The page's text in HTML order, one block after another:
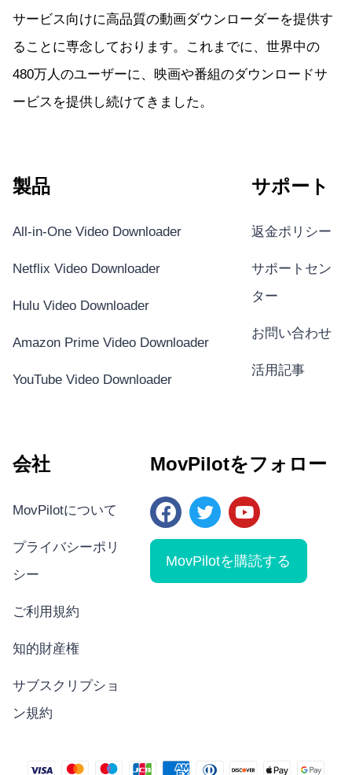
サービス向けに高品質の動画ダウンローダーを提供す
ることに専念しております。これまでに、世界中の
480万人のユーザーに、映画や番組のダウンロードサ
ービスを提供し続けてきました。
製品
All-in-One Video Downloader
Netflix Video Downloader
Hulu Video Downloader
Amazon Prime Video Downloader
YouTube Video Downloader
サポート
返金ポリシー
サポートセン
ター
お問い合わせ
活用記事
会社
MovPilotについて
プライバシーポリ
シー
ご利用規約
知的財産権
サブスクリプショ
ン規約
MovPilotをフォロー
MovPilotを購読する